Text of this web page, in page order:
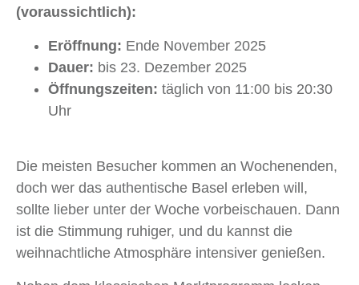
(voraussichtlich):
Eröffnung: Ende November 2025
Dauer: bis 23. Dezember 2025
Öffnungszeiten: täglich von 11:00 bis 20:30
Uhr
Die meisten Besucher kommen an Wochenenden,
doch wer das authentische Basel erleben will,
sollte lieber unter der Woche vorbeischauen. Dann
ist die Stimmung ruhiger, und du kannst die
weihnachtliche Atmosphäre intensiver genießen.